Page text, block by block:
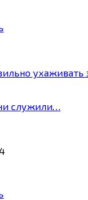
ухаживать
служили…